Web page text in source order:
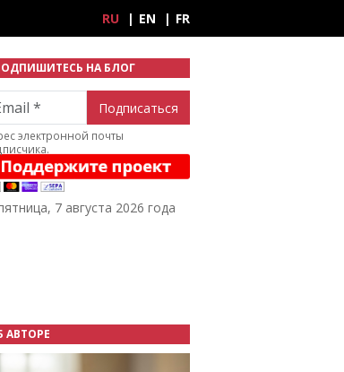
RU EN FR
НА БЛОГ
электронной почты
7 августа 2026 года
АВТОРЕ